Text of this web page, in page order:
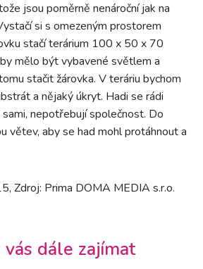
jsou poměrně nenároční jak na
si s omezeným prostorem
stačí terárium 100 x 50 x 70
mělo být vybavené světlem a
stačit žárovka. V teráriu bychom
a nějaký úkryt. Hadi se rádi
nepotřebují společnost. Do
větev, aby se had mohl protáhnout a
Zdroj: Prima DOMA MEDIA s.r.o.
dále zajímat